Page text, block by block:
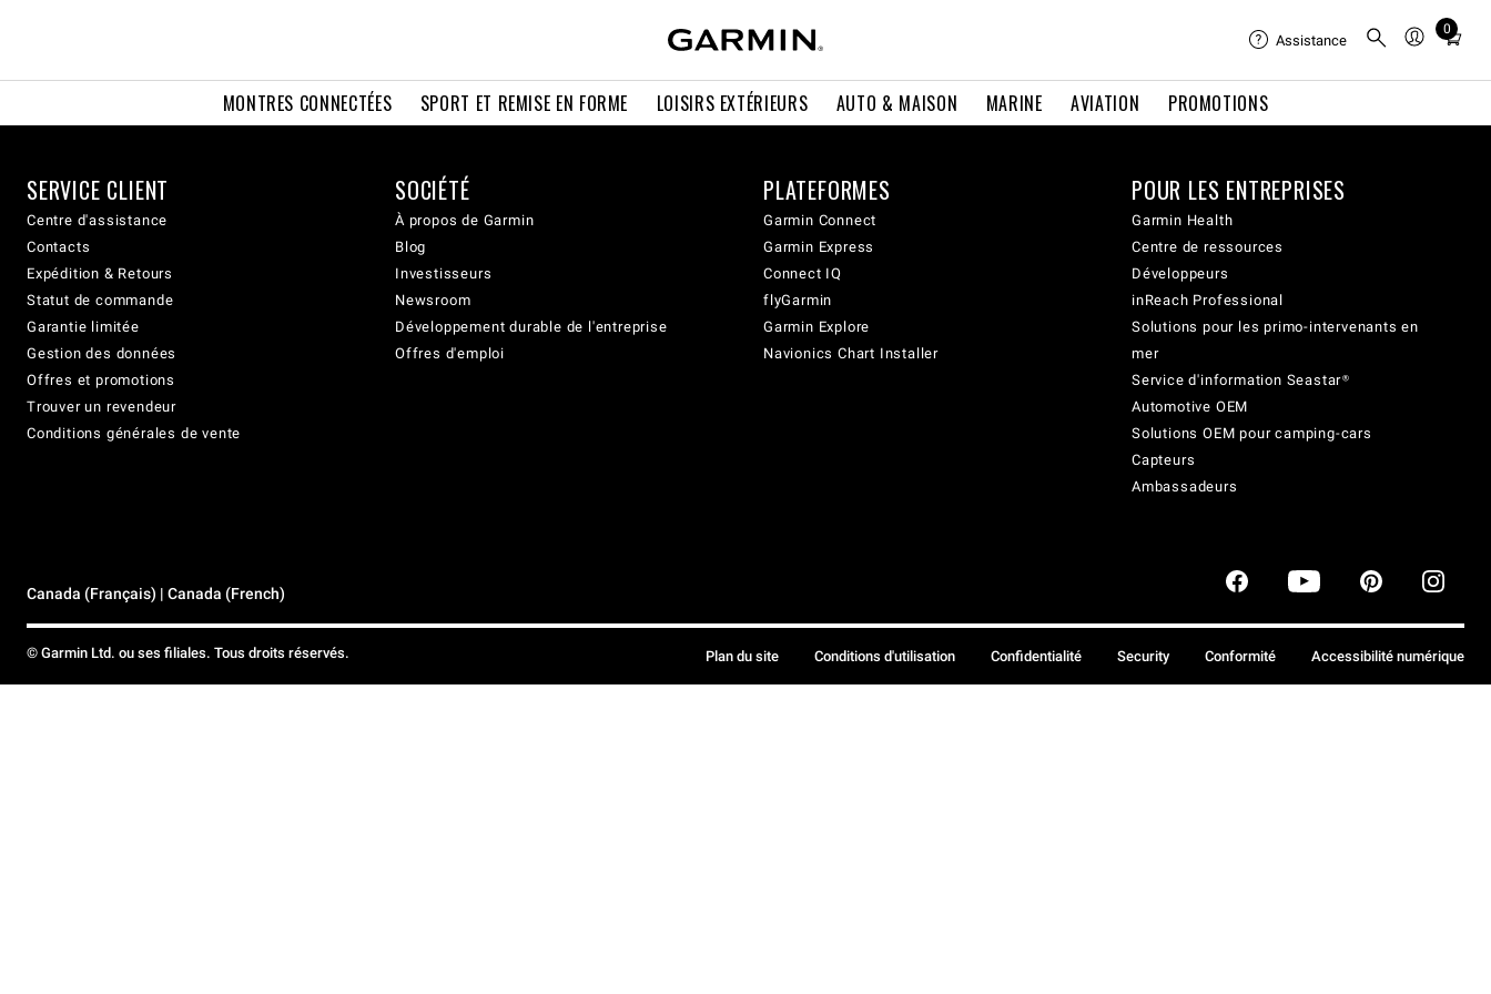
MONTRES CONNECTÉES SPORT ET REMISE EN FORME LOISIRS EXTÉRIEURS AUTO & MAISON MARINE AVIATION PROMOTIONS
Assistance
0
Total
cart:
SERVICE CLIENT
Centre d'assistance
Contacts
Expédition & Retours
Statut de commande
Garantie limitée
Gestion des données
Offres et promotions
Trouver un revendeur
Conditions générales de vente
SOCIÉTÉ
À propos de Garmin
Blog
Investisseurs
Newsroom
Développement durable de l'entreprise
Offres d'emploi
PLATEFORMES
Garmin Connect
Garmin Express
Connect IQ
flyGarmin
Garmin Explore
Navionics Chart Installer
POUR LES ENTREPRISES
Garmin Health
Centre de ressources
Développeurs
inReach Professional
Solutions pour les primo-intervenants en
mer
Service d'information Seastar®
Automotive OEM
Solutions OEM pour camping-cars
Capteurs
Ambassadeurs
Canada (Français) | Canada (French)
© Garmin Ltd. ou ses filiales. Tous droits réservés. Plan du site Conditions d'utilisation Confidentialité Security Conformité Accessibilité numérique